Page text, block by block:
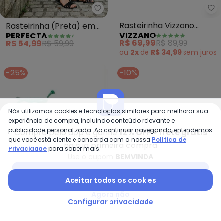
Perfecta - Rasteirinha (Preta)
Rasteirinha (Preta) em
Sintético
PERFECTA
R$ 54,99R$ 59,99
Rasteirinha Vizzano
(Pink) em Sintético
VIZZANO
R$ 69,99R$ 89,99
ou 2x de R$ 34,99 sem juros
-25%
Perfecta - Rasteirinha
-10%
Compre pelo app e ganhe12% OFF + frete grátis
na sua primeira compra
Nós utilizamos cookies e tecnologias similares para melhorar sua
experiência de compra, incluindo conteúdo relevante e
publicidade personalizada. Ao continuar navegando, entendemos
que você está ciente e concorda com a nossa Política de
Privacidadepara saber mais.
Aceitar todos os cookies
Configurar privacidade